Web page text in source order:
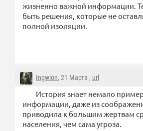
жизненно важной информации.
быть решения, которые не
полной изоляции.
Ingwion, 21 Марта , url
История знает немало
информации, даже из
приводила к большим жертвам
населения, чем сама угроза.